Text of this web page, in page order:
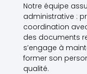
Notre équipe
administrative :
coordination
des documents
s’engage à
former son
qualité.